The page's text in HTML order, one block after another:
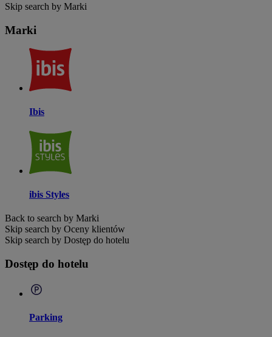
Skip search by Marki
Marki
Ibis
ibis Styles
Back to search by Marki
Skip search by Oceny klientów
Skip search by Dostęp do hotelu
Dostęp do hotelu
Parking